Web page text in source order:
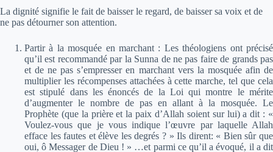
La dignité signifie le fait de baisser le regard, de baisser sa voix et de
ne pas détourner son attention.
Partir à la mosquée en marchant : Les théologiens ont précisé
qu’il est recommandé par la Sunna de ne pas faire de grands pas
et de ne pas s’empresser en marchant vers la mosquée afin de
multiplier les récompenses attachées à cette marche, tel que cela
est stipulé dans les énoncés de la Loi qui montre le mérite
d’augmenter le nombre de pas en allant à la mosquée. Le
Prophète (que la prière et la paix d’Allah soient sur lui) a dit : «
Voulez-vous que je vous indique l’œuvre par laquelle Allah
efface les fautes et élève les degrés ? » Ils dirent: « Bien sûr que
oui, ô Messager de Dieu ! » …et parmi ce qu’il a évoqué, il a dit